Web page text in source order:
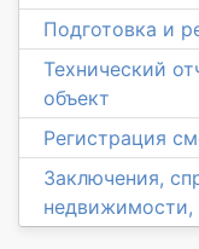
Подготовка и
Технический
объект
Регистрация
Заключения,
недвижимости,